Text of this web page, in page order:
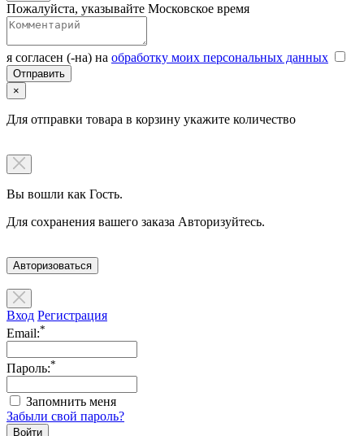
Пожалуйста, указывайте Московское время
я согласен (-на) на обработку моих персональных данных
×
Для отправки товара в корзину укажите количество
Вы вошли как Гость.
Для сохранения вашего заказа Авторизуйтесь.
Авторизоваться
Вход Регистрация
Email:*
Пароль:*
Запомнить меня
Забыли свой пароль?